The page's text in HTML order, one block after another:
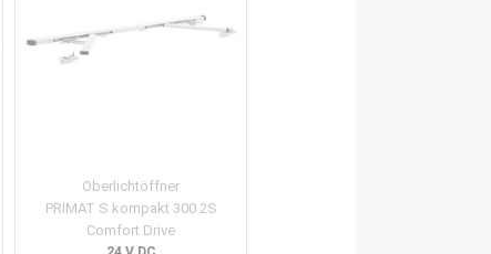
Oberlichtöffner
PRIMAT S kompakt 300 2S
Comfort Drive